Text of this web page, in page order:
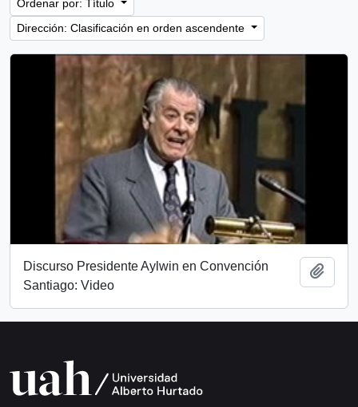
Ordenar por: Título
Dirección: Clasificación en orden ascendente
Discurso Presidente Aylwin en Convención
Santiago: Video